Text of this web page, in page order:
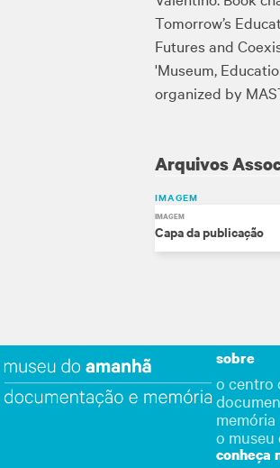
Tomorrow’s
Futures and
'Museum,
organized by
Arquivos
IMAGEM
IMAGEM
Capa da publicação
sobre
o centro
memória
o museu
conheça